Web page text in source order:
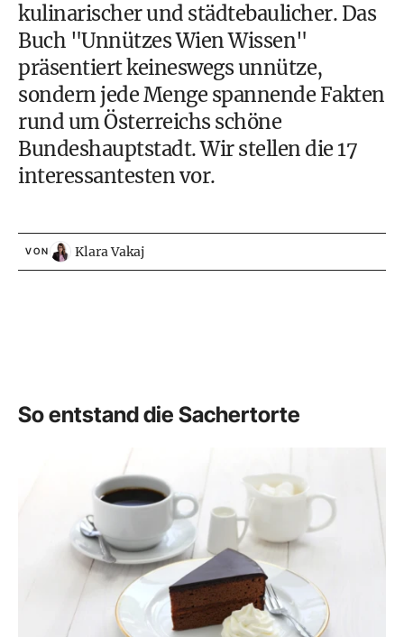
kulinarischer und städtebaulicher. Das
Buch "Unnützes Wien Wissen"
präsentiert keineswegs unnütze,
sondern jede Menge spannende Fakten
rund um Österreichs schöne
Bundeshauptstadt. Wir stellen die 17
interessantesten vor.
VON Klara Vakaj
So entstand die Sachertorte